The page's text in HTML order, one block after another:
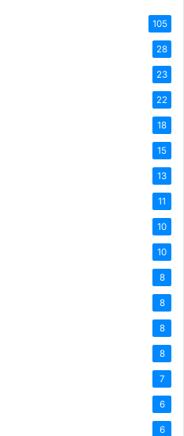
105
28
23
22
18
15
13
11
10
10
8
8
8
8
7
6
6